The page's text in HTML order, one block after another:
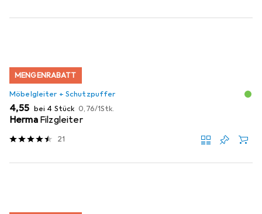
MENGENRABATT
Möbelgleiter + Schutzpuffer
EUR
4,55 bei 4 Stück EUR
0,76/1Stk.
Herma Filzgleiter
21